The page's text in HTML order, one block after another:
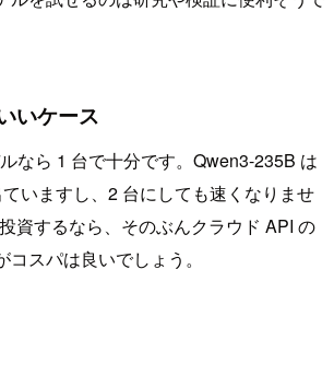
いケース
なら 1 台で十分です。Qwen3-235B は
いますし、2 台にしても速くなりませ
資するなら、そのぶんクラウド API の
スパは良いでしょう。